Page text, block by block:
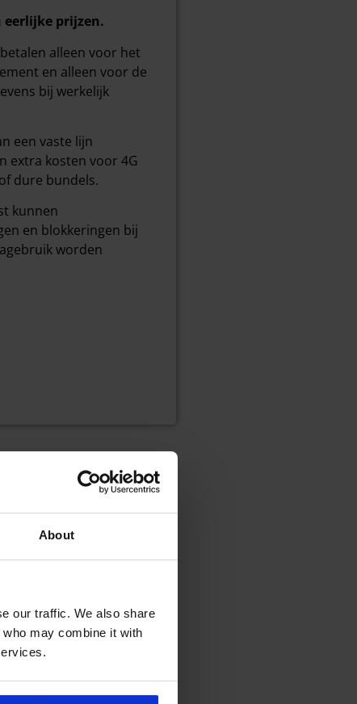
About
our traffic. We also share
may combine it with
eerlijke prijzen.
alleen voor het
en alleen voor de
bij werkelijk
een vaste lijn
extra kosten voor 4G
dure bundels.
kunnen
en blokkeringen bij
worden